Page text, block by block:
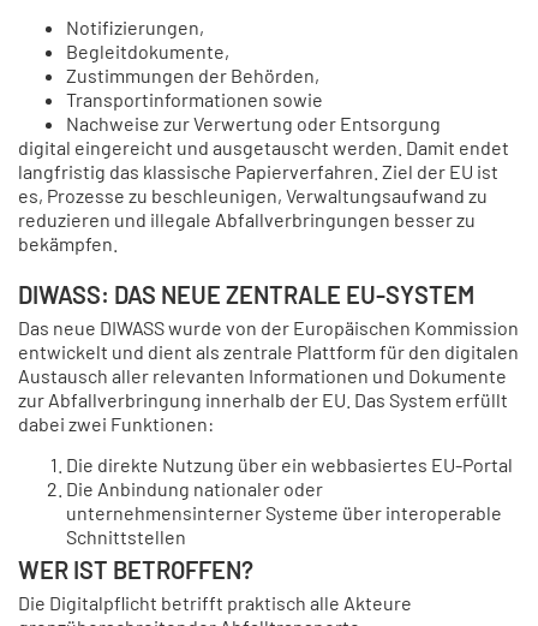
Notifizierungen,
Begleitdokumente,
Zustimmungen der Behörden,
Transportinformationen sowie
Nachweise zur Verwertung oder Entsorgung
digital eingereicht und ausgetauscht werden. Damit endet
langfristig das klassische Papierverfahren. Ziel der EU ist
es, Prozesse zu beschleunigen, Verwaltungsaufwand zu
reduzieren und illegale Abfallverbringungen besser zu
bekämpfen.
DIWASS: DAS NEUE ZENTRALE EU-SYSTEM
Das neue DIWASS wurde von der Europäischen Kommission
entwickelt und dient als zentrale Plattform für den digitalen
Austausch aller relevanten Informationen und Dokumente
zur Abfallverbringung innerhalb der EU. Das System erfüllt
dabei zwei Funktionen:
Die direkte Nutzung über ein webbasiertes EU-Portal
Die Anbindung nationaler oder
unternehmensinterner Systeme über interoperable
Schnittstellen
WER IST BETROFFEN?
Die Digitalpflicht betrifft praktisch alle Akteure